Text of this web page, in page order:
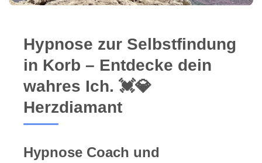
Hypnose zur Selbstfindung
in Korb – Entdecke dein
wahres Ich. 💓️💎
Herzdiamant
Hypnose Coach und